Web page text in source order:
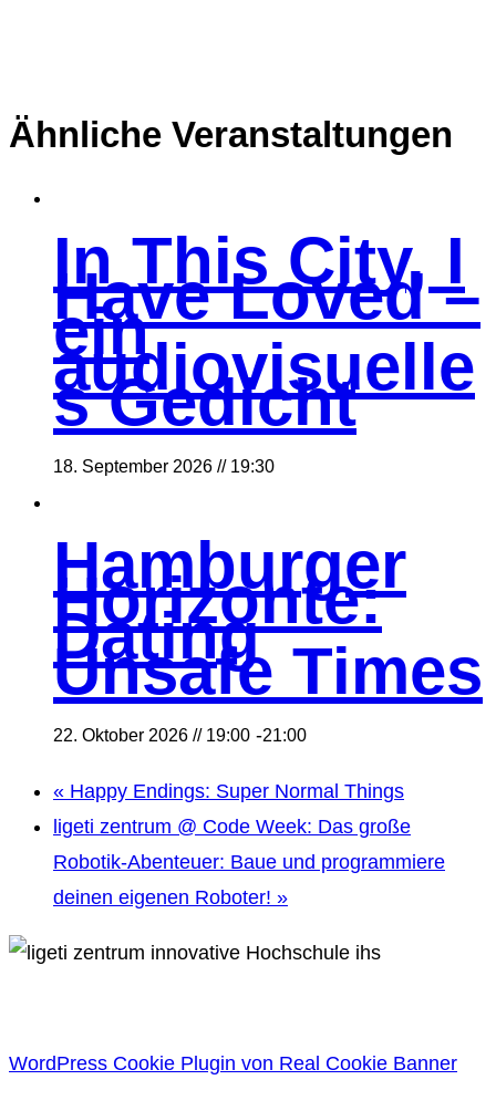
Ähnliche Veranstaltungen
In This City, I
Have Loved –
ein
audiovisuelle
s Gedicht
18. September 2026 // 19:30
Hamburger
Horizonte:
Dating
Unsafe Times
22. Oktober 2026 // 19:00 -21:00
« Happy Endings: Super Normal Things
ligeti zentrum @ Code Week: Das große
Robotik-Abenteuer: Baue und programmiere
deinen eigenen Roboter! »
WordPress Cookie Plugin von Real Cookie Banner